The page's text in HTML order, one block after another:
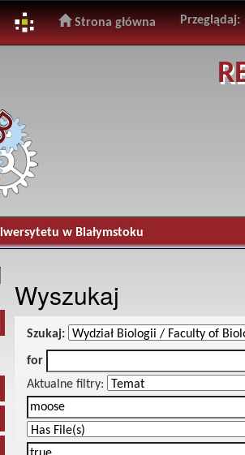
Strona główna Przeglądaj:
w Białymstoku
Wyszukaj
Szukaj:
for
Aktualne filtry: